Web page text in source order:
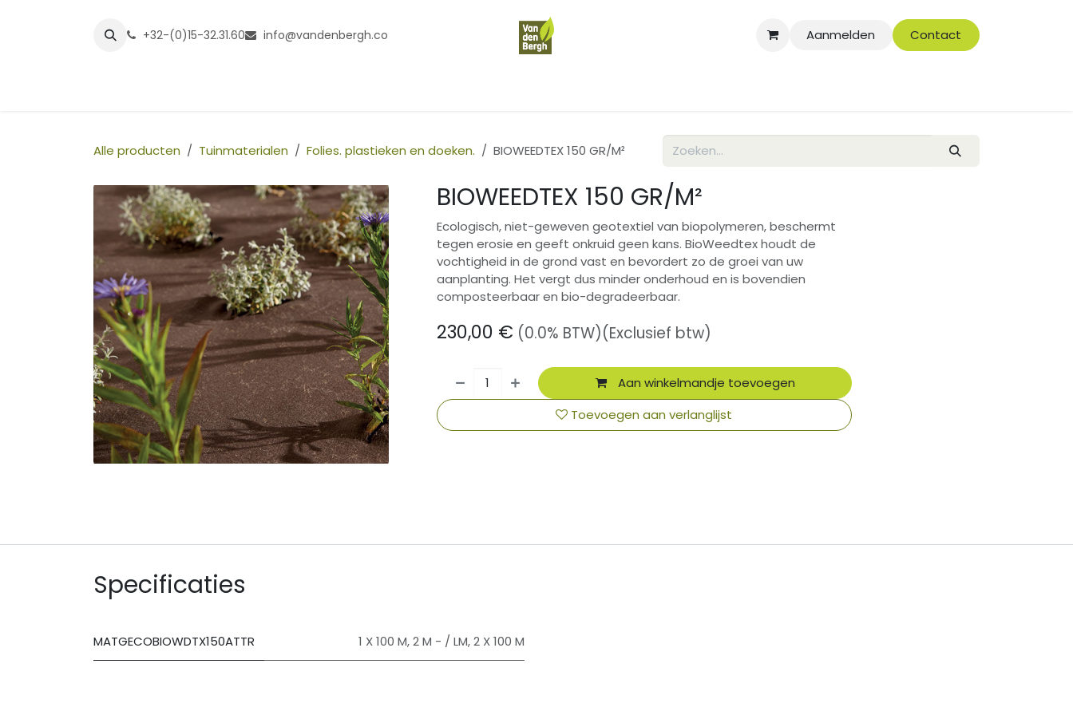
+32-(0)15-32.31.60 info@vandenbergh.co Aanmelden Contact
Alle producten Tuinmaterialen Folies. plastieken en doeken. BIOWEEDTEX 150 GR/M²
BIOWEEDTEX 150 GR/M²
Ecologisch, niet-geweven geotextiel van biopolymeren, beschermt
tegen erosie en geeft onkruid geen kans. BioWeedtex houdt de
vochtigheid in de grond vast en bevordert zo de groei van uw
aanplanting. Het vergt dus minder onderhoud en is bovendien
composteerbaar en bio-degradeerbaar.
230,00 € (0.0% BTW)(Exclusief btw)
Aan winkelmandje toevoegen
Toevoegen aan verlanglijst
Specificaties
MATGECOBIOWDTX150ATTR 1 X 100 M,2 M - / LM,2 X 100 M